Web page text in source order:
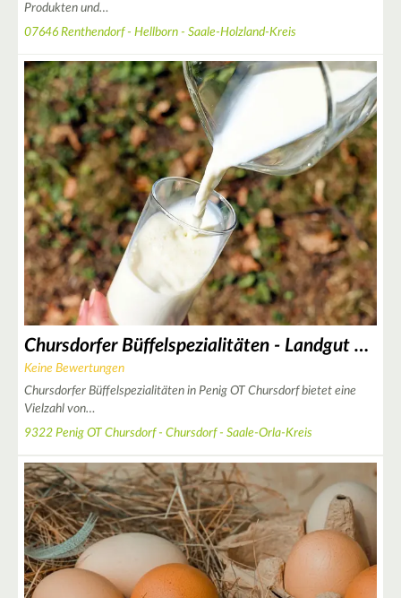
Produkten und…
07646 Renthendorf - Hellborn - Saale-Holzland-Kreis
Chursdorfer Büffelspezialitäten - Landgut Chursdorf GbR
Keine Bewertungen
Chursdorfer Büffelspezialitäten in Penig OT Chursdorf bietet eine
Vielzahl von…
9322 Penig OT Chursdorf - Chursdorf - Saale-Orla-Kreis
4
3
3
2